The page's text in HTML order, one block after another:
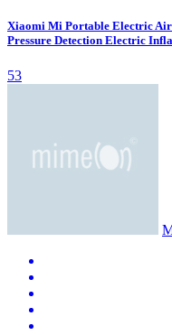
Xiaomi Mi Portable Electric
Pressure Detection Electric
53